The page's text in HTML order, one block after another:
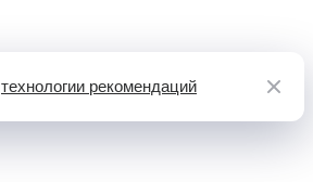
технологии рекомендаций